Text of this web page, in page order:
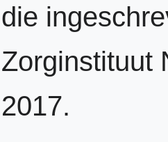
die
Zorginstituut
2017.